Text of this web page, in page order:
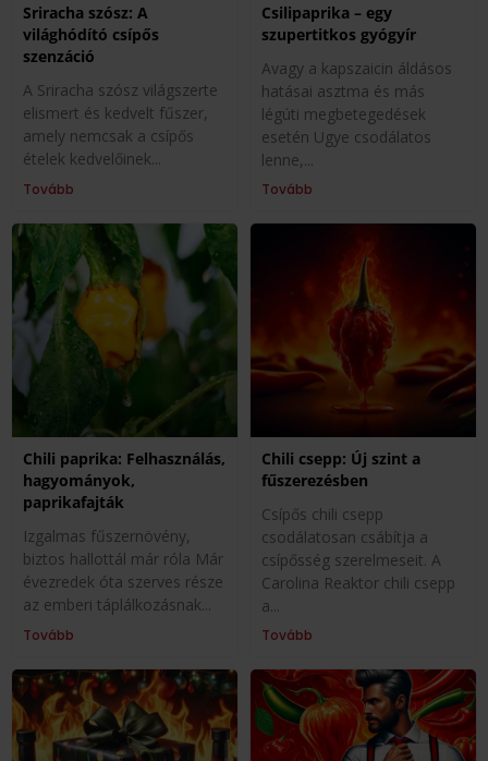
Sriracha szósz: A
világhódító csípős
szenzáció
A Sriracha szósz világszerte
elismert és kedvelt fűszer,
amely nemcsak a csípős
ételek kedvelőinek
Tovább
Csilipaprika – egy
szupertitkos gyógyír
Avagy a kapszaicin áldásos
hatásai asztma és más
légúti megbetegedések
esetén Ugye csodálatos
lenne,
Tovább
Chili paprika: Felhasználás,
hagyományok,
paprikafajták
Izgalmas fűszernövény,
biztos hallottál már róla Már
évezredek óta szerves része
az emberi táplálkozásnak
Tovább
Chili csepp: Új szint a
fűszerezésben
Csípős chili csepp
csodálatosan csábítja a
csípősség szerelmeseit. A
Carolina Reaktor chili csepp
a
Tovább